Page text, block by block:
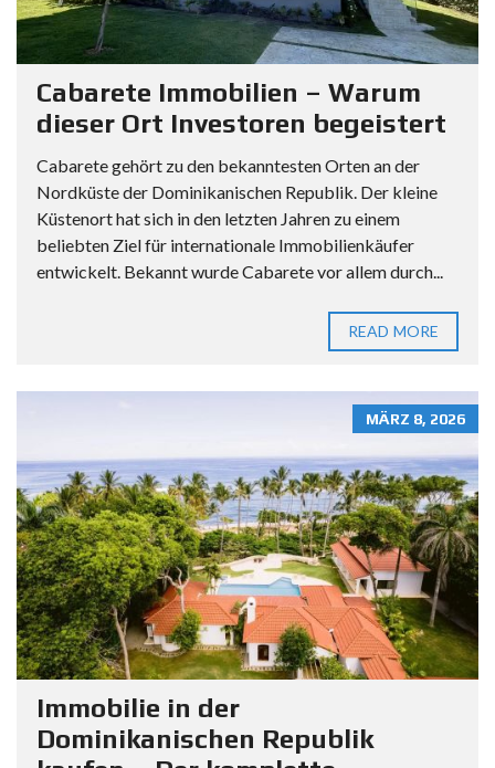
Cabarete Immobilien – Warum
dieser Ort Investoren begeistert
Cabarete gehört zu den bekanntesten Orten an der
Nordküste der Dominikanischen Republik. Der kleine
Küstenort hat sich in den letzten Jahren zu einem
beliebten Ziel für internationale Immobilienkäufer
entwickelt. Bekannt wurde Cabarete vor allem durch...
READ MORE
MÄRZ 8, 2026
Immobilie in der
Dominikanischen Republik